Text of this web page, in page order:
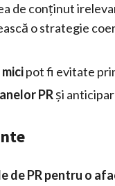
de conținut
o strategie
pot fi evitate
PRși
de PR pentru o